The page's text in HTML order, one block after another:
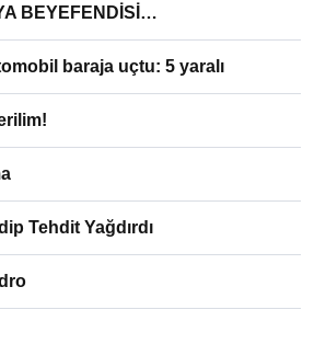
BEYEFENDİSİ…
baraja uçtu: 5 yaralı
Tehdit Yağdırdı